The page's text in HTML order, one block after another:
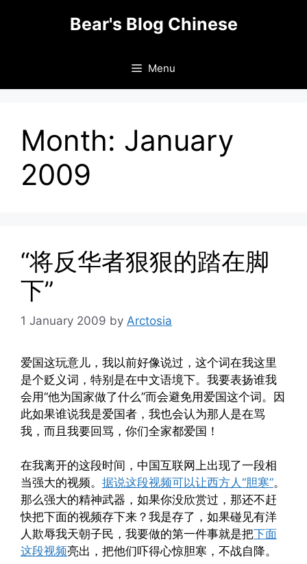
Bear's Blog Chinese
Menu
Month: January
2009
“将反华者狠狠的踏在脚
下”
1 January 2009 by Arctosia
爱国这玩意儿，我以前好像说过，这个词在我这里
是个贬义词，特别是在中文语境下。我要表扬谁我
会用“他为国家做了什么”而会避免用爱国这个词。因
此如果谁说我是爱国者，我也会认为那人是在骂
我，而且我要回骂，你们全家都爱国！
在我离开的这段时间，中国互联网上出现了一段相
当强大的视频。 据说这段视频可以让西方人“胆寒”。
那么强大的精神武器，如果你没欣赏过，那还不赶
快把下面的视频存下来？我是存了，如果碰见有洋
人欺辱我天朝子民，我要做的第一件事就是把下面
这段视频亮出，把他们吓得心惊胆寒，不战自降。